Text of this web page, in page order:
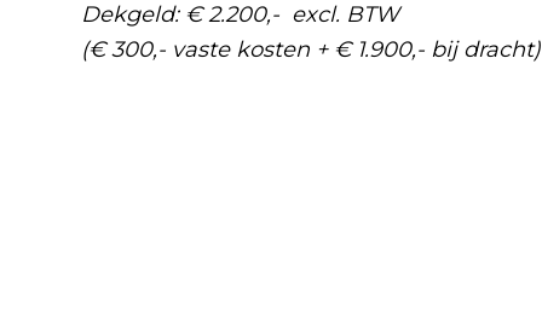
Dekgeld: € 2.200,- excl. BTW
(€ 300,- vaste kosten + € 1.900,- bij dracht)